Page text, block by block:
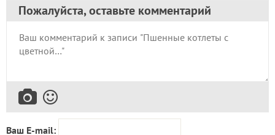
Или через:
добавить комментарий